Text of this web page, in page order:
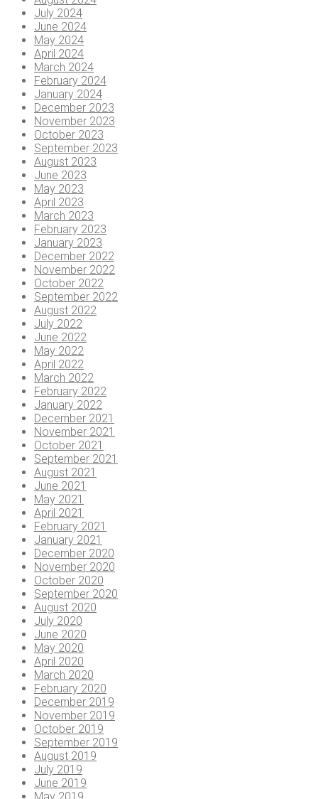
July 2024
June 2024
May 2024
April 2024
March 2024
February 2024
January 2024
December 2023
November 2023
October 2023
September 2023
August 2023
June 2023
May 2023
April 2023
March 2023
February 2023
January 2023
December 2022
November 2022
October 2022
September 2022
August 2022
July 2022
June 2022
May 2022
April 2022
March 2022
February 2022
January 2022
December 2021
November 2021
October 2021
September 2021
August 2021
June 2021
May 2021
April 2021
February 2021
January 2021
December 2020
November 2020
October 2020
September 2020
August 2020
July 2020
June 2020
May 2020
April 2020
March 2020
February 2020
December 2019
November 2019
October 2019
September 2019
August 2019
July 2019
June 2019